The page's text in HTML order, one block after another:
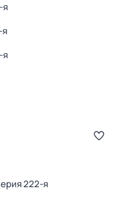
я
я
я
222-я